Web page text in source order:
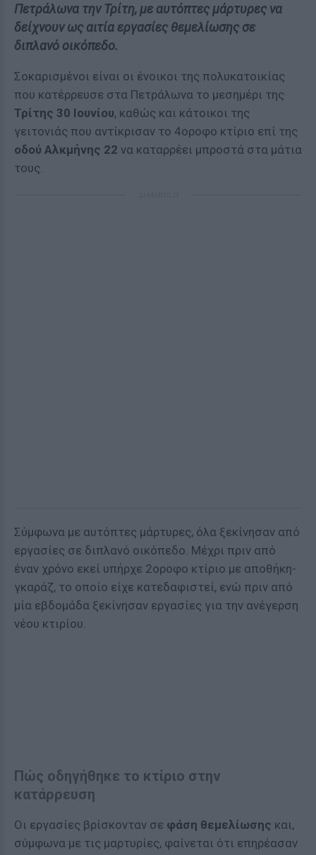
Πετράλωνα την Τρίτη, με αυτόπτες μάρτυρες να
δείχνουν ως αιτία εργασίες θεμελίωσης σε
διπλανό οικόπεδο.
Σοκαρισμένοι είναι οι ένοικοι της πολυκατοικίας
που κατέρρευσε στα Πετράλωνα το μεσημέρι της
Τρίτης 30 Ιουνίου, καθώς και κάτοικοι της
γειτονιάς που αντίκρισαν το 4οροφο κτίριο επί της
οδού Αλκμήνης 22 να καταρρέει μπροστά στα μάτια
τους.
Σύμφωνα με αυτόπτες μάρτυρες, όλα ξεκίνησαν από
εργασίες σε διπλανό οικόπεδο. Μέχρι πριν από
έναν χρόνο εκεί υπήρχε 2οροφο κτίριο με αποθήκη-
γκαράζ, το οποίο είχε κατεδαφιστεί, ενώ πριν από
μία εβδομάδα ξεκίνησαν εργασίες για την ανέγερση
νέου κτιρίου.
Πώς οδηγήθηκε το κτίριο στην
κατάρρευση
Οι εργασίες βρίσκονταν σε φάση θεμελίωσης και,
σύμφωνα με τις μαρτυρίες, φαίνεται ότι επηρέασαν